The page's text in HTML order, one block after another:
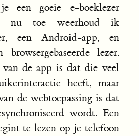
een goeie e-boeklezer
nu toe weerhoud ik
, een Android-app, en
browsergebaseerde lezer.
de app is dat die veel
heeft, maar
de webtoepassing is dat
wordt. Een
te lezen op je telefoon